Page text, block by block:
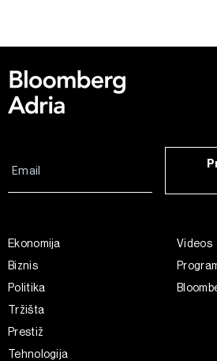
Ekonomija
Biznis
Politika
Tržišta
Prestiž
Tehnologija
Videos